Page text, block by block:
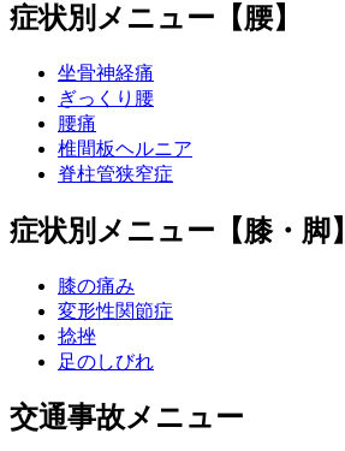
症状別メニュー【腰】
坐骨神経痛
ぎっくり腰
腰痛
椎間板ヘルニア
脊柱管狭窄症
症状別メニュー【膝・脚】
膝の痛み
変形性関節症
捻挫
足のしびれ
交通事故メニュー